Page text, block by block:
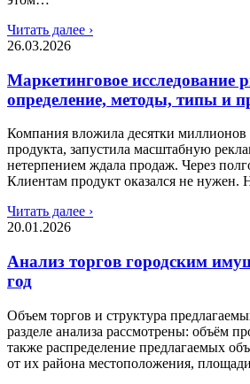
Читать далее ›
26.03.2026
Маркетинговое исследование
определение, методы, типы и
Компания вложила десятки миллионов
продукта, запустила масштабную
нетерпением ждала продаж. Через
Клиентам продукт оказался не нужен.
Читать далее ›
20.01.2026
Анализ торгов городским
год
Объем торгов и структура
разделе анализа рассмотрены: объём
также распределение предлагаемых
от их района местоположения,